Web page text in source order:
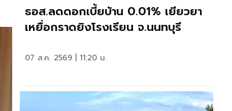
ธอส.ลดดอกเบี้ยบ้าน 0.01% เยียวยา
เหยื่อกราดยิงโรงเรียน จ.นนทบุรี
07 ส.ค. 2569 | 11:20 น.